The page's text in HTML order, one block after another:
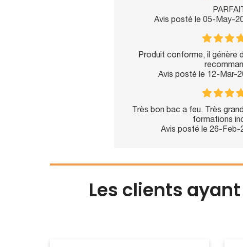
Avis posté le 05-May-
Produit conforme, il génère
Avis posté le 12-Mar-
Très bon bac a feu. Très
formations
Avis posté le 26-Feb-
Les clients